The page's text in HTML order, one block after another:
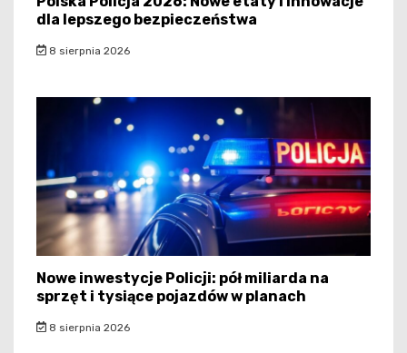
dla lepszego bezpieczeństwa
8 sierpnia 2026
Nowe inwestycje Policji: pół miliarda na
sprzęt i tysiące pojazdów w planach
8 sierpnia 2026